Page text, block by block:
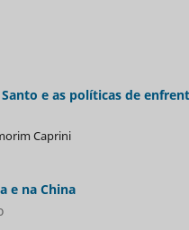
e as políticas de
Caprini
e na China